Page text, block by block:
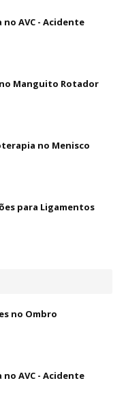
AVC - Acidente
Manguito Rotador
no Menisco
para Ligamentos
no Ombro
AVC - Acidente